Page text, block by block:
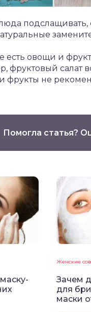
подслащивать,
есть овощи и
фруктовый салат
фрукты не
Помогла статья?
Женские
Зачем
для
маски